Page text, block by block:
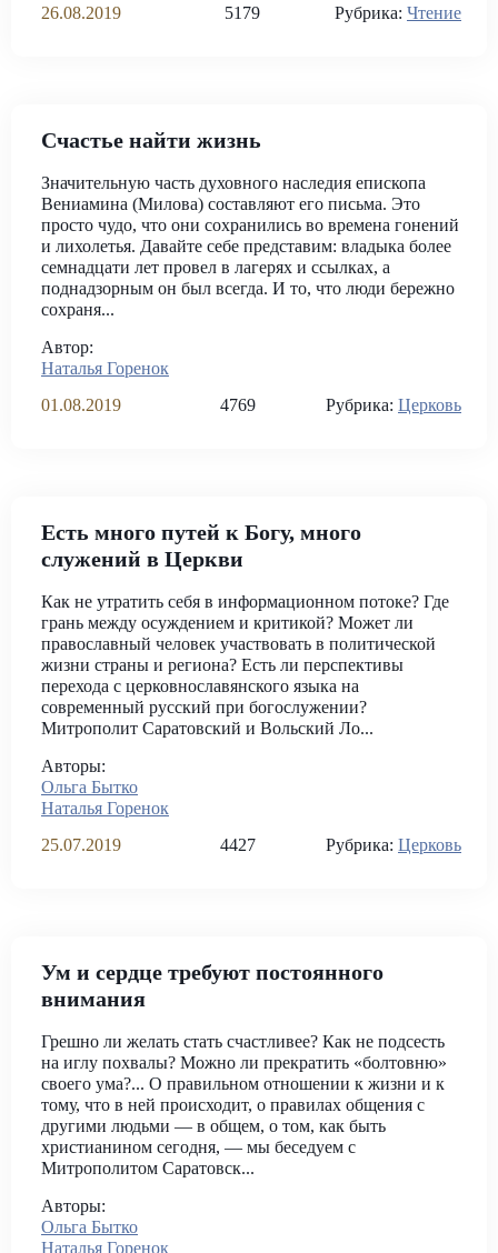
26.08.2019
5179 Рубрика: Чтение
Счастье найти жизнь
Значительную часть духовного наследия епископа
Вениамина (Милова) составляют его письма. Это
просто чудо, что они сохранились во времена гонений
и лихолетья. Давайте себе представим: владыка более
семнадцати лет провел в лагерях и ссылках, а
поднадзорным он был всегда. И то, что люди бережно
сохраня...
Автор:
Наталья Горенок
01.08.2019
4769 Рубрика: Церковь
Есть много путей к Богу, много
служений в Церкви
Как не утратить себя в информационном потоке? Где
грань между осуждением и критикой? Может ли
православный человек участвовать в политической
жизни страны и региона? Есть ли перспективы
перехода с церковнославянского языка на
современный русский при богослужении?
Митрополит Саратовский и Вольский Ло...
Авторы:
Ольга Бытко
Наталья Горенок
25.07.2019
4427 Рубрика: Церковь
Ум и сердце требуют постоянного
внимания
Грешно ли желать стать счастливее? Как не подсесть
на иглу похвалы? Можно ли прекратить «болтовню»
своего ума?... О правильном отношении к жизни и к
тому, что в ней происходит, о правилах общения с
другими людьми — в общем, о том, как быть
христианином сегодня, — мы беседуем с
Митрополитом Саратовск...
Авторы:
Ольга Бытко
Наталья Горенок